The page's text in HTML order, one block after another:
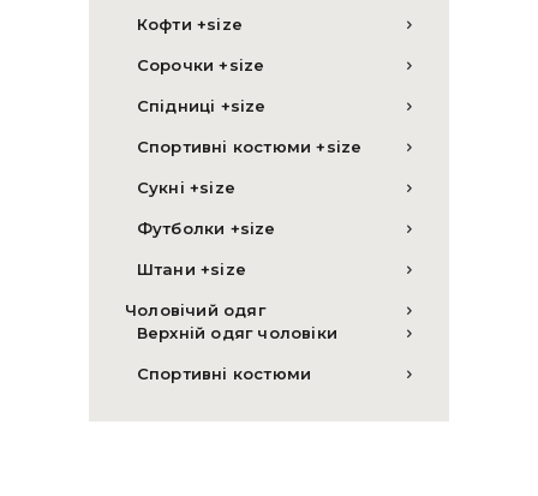
Кофти +size
Сорочки +size
Спідниці +size
Спортивні костюми +size
Сукні +size
Футболки +size
Штани +size
Чоловічий одяг
Верхній одяг чоловіки
Спортивні костюми